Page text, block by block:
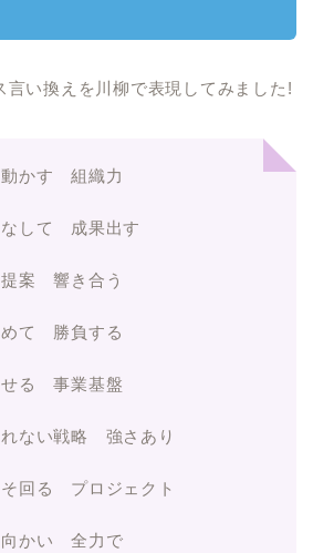
言い換えを川柳で表現してみました!
かす 組織力
して 成果出す
案 響き合う
て 勝負する
る 事業基盤
ない戦略 強さあり
回る プロジェクト
かい 全力で